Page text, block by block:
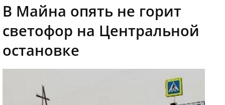
В Майна опять не горит
светофор на Центральной
остановке